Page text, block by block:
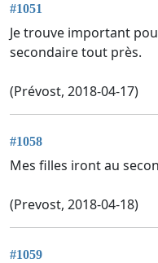
#1051
Je trouve important
secondaire tout près.
(Prévost, 2018-04-17)
#1058
Mes filles iront au
(Prevost, 2018-04-18)
#1059